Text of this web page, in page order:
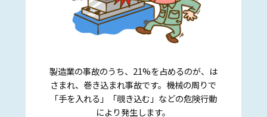
製造業の事故のうち、21%を占めるのが、は
さまれ、巻き込まれ事故です。機械の周りで
「手を入れる」「覗き込む」などの危険行動
により発生します。